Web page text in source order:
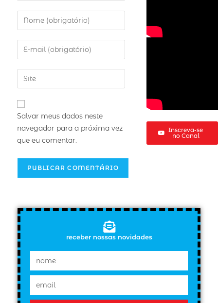
Salvar meus dados neste
navegador para a próxima vez
que eu comentar.
Inscreva-se
no Canal
receber nossas novidades